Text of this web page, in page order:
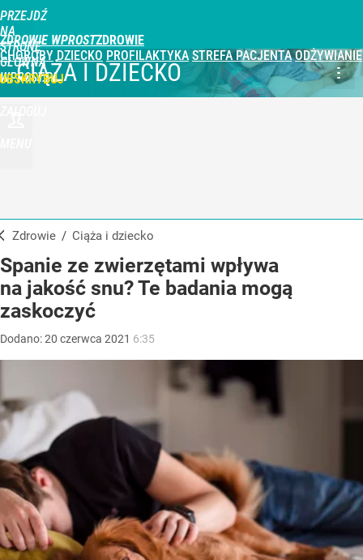
PRZEJDŹ
NA
STRONĘ
GŁÓWNĄ
WPROST.PL
ZDROWIE WPROST
CHOROBY DZIECKO PROFILAKTYKA STREFA PACJENTA ODŻYWIANIE
CIĄŻA I DZIECKO
Zdrowie / Ciąża i dziecko
Spanie ze zwierzętami wpływa
na jakość snu? Te badania mogą
zaskoczyć
Dodano:20 czerwca 2021 6:35